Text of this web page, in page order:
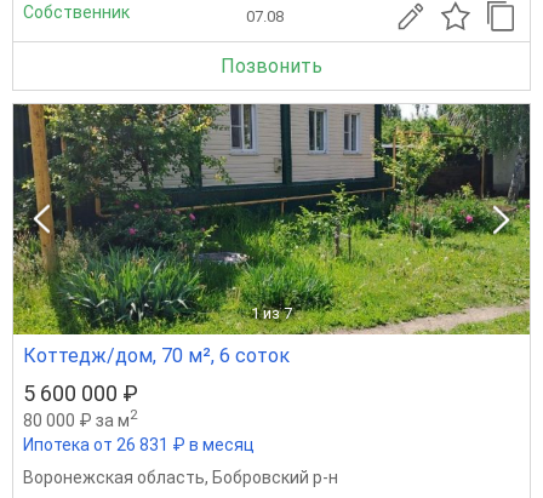
Собственник 07.08
Позвонить
1 из 7
Коттедж/дом, 70 м², 6 соток
5 600 000 ₽
80 000 ₽ за м2
Ипотека от 26 831 ₽ в месяц
Воронежская область, Бобровский р-н